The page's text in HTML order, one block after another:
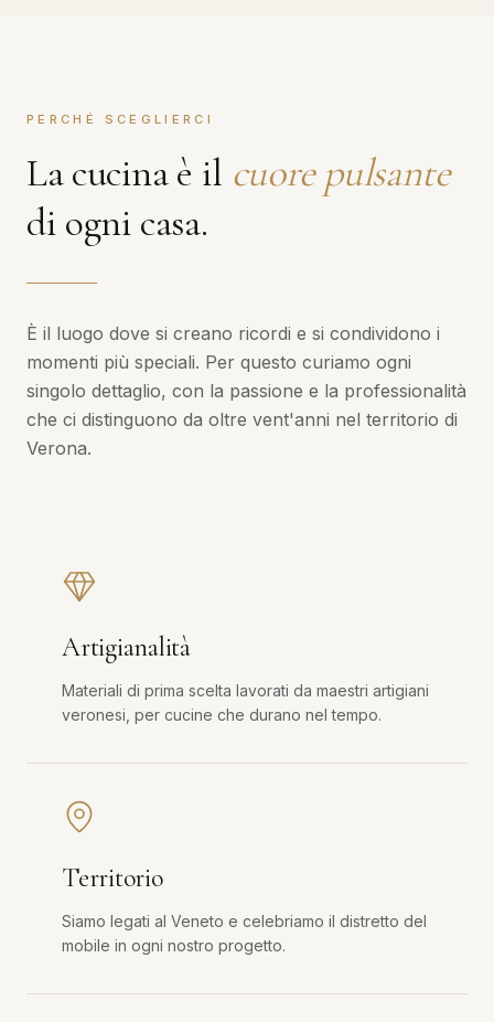
PERCHÉ SCEGLIERCI
La cucina è il cuore pulsante
di ogni casa.
È il luogo dove si creano ricordi e si condividono i
momenti più speciali. Per questo curiamo ogni
singolo dettaglio, con la passione e la professionalità
che ci distinguono da oltre vent'anni nel territorio di
Verona.
Artigianalità
Materiali di prima scelta lavorati da maestri artigiani
veronesi, per cucine che durano nel tempo.
Territorio
Siamo legati al Veneto e celebriamo il distretto del
mobile in ogni nostro progetto.